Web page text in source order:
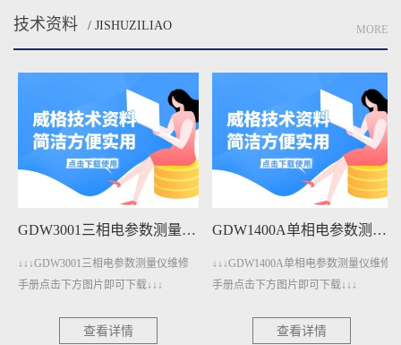
技术资料 / JISHUZILIAO MORE
GDW3001三相电参数测量仪维修手册下载
↓↓↓GDW3001三相电参数测量仪维修
手册点击下方图片即可下载↓↓↓
查看详情
GDW1400A单相电参数测量仪维修手册下载
↓↓↓GDW1400A单相电参数测量仪维修
手册点击下方图片即可下载↓↓↓
查看详情